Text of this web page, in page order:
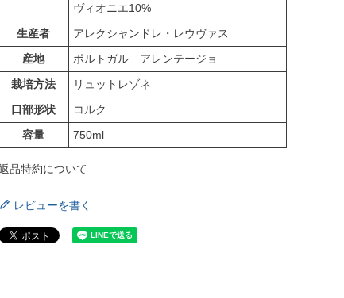
ヴィオニエ10%
生産者
アレクシャンドレ・レウヴァス
産地
ポルトガル アレンテージョ
栽培方法
リュットレゾネ
口部形状
コルク
容量
750ml
品特約について
レビューを書く